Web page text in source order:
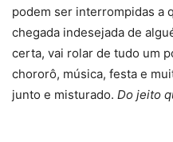
podem ser interrompidas a
chegada indesejada de
certa, vai rolar de tudo um
chororô, música, festa e
junto e misturado. Do jeito